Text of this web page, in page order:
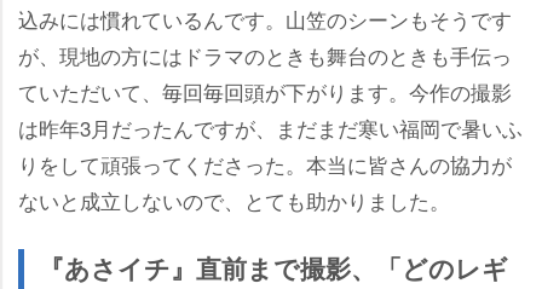
込みには慣れているんです。山笠のシーンもそうです
が、現地の方にはドラマのときも舞台のときも手伝っ
ていただいて、毎回毎回頭が下がります。今作の撮影
は昨年3月だったんですが、まだまだ寒い福岡で暑いふ
りをして頑張ってくださった。本当に皆さんの協力が
ないと成立しないので、とても助かりました。
『あさイチ』直前まで撮影、「どのレギ